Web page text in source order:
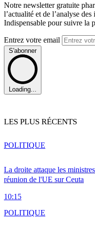
Notre newsletter gratuite
l’actualité et de l’analyse
Indispensable pour suivre la
Entrez votre email
S'abonner
Loading...
LES PLUS RÉCENTS
La droite attaque les
réunion de l'UE sur Ceuta
10:15
POLITIQUE
POLITIQUE